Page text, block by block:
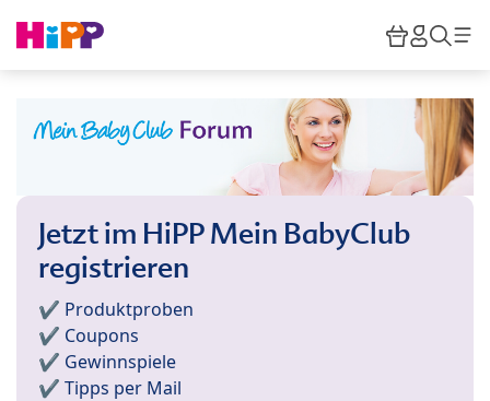
HiPP
Jetzt im HiPP Mein BabyClub
registrieren
✔️ Produktproben
✔️ Coupons
✔️ Gewinnspiele
✔️ Tipps per Mail